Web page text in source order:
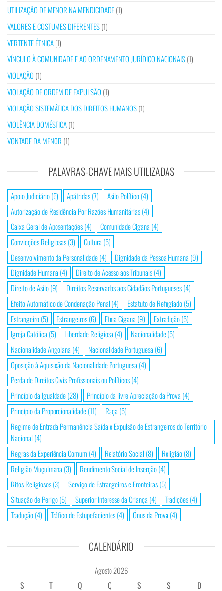
UTILIZAÇÃO DE MENOR NA MENDICIDADE(1)
VALORES E COSTUMES DIFERENTES(1)
VERTENTE ÉTNICA(1)
VÍNCULO À COMUNIDADE E AO ORDENAMENTO JURÍDICO NACIONAIS(1)
VIOLAÇÃO (1)
VIOLAÇÃO DE ORDEM DE EXPULSÃO (1)
VIOLAÇÃO SISTEMÁTICA DOS DIREITOS HUMANOS(1)
VIOLÊNCIA DOMÉSTICA(1)
VONTADE DA MENOR (1)
PALAVRAS-CHAVE MAIS UTILIZADAS
Apoio Judiciário(6) Apátridas(7) Asilo Político(4)
Autorização de Residência Por Razões Humanitárias(4)
Caixa Geral de Aposentações(4) Comunidade Cigana (4)
Convicções Religiosas(3) Cultura (5)
Desenvolvimento da Personalidade(4) Dignidade da Pessoa Humana (9)
Dignidade Humana (4) Direito de Acesso aos Tribunais(4)
Direito de Asilo(9) Direitos Reservados aos Cidadãos Portugueses(4)
Efeito Automático de Condenação Penal (4) Estatuto de Refugiado(5)
Estrangeiro(5) Estrangeiros(6) Etnia Cigana (9) Extradição(5)
Igreja Católica (5) Liberdade Religiosa (4) Nacionalidade(5)
Nacionalidade Angolana (4) Nacionalidade Portuguesa (6)
Oposição à Aquisição da Nacionalidade Portuguesa (4)
Perda de Direitos Civis Profissionais ou Políticos(4)
Princípio da Igualdade(28) Princípio da livre Apreciação da Prova (4)
Princípio da Proporcionalidade(11) Raça (5)
Regime de Entrada Permanência Saída e Expulsão de Estrangeiros do Território
Nacional (4)
Regras da Experiência Comum (4) Relatório Social (8) Religião(8)
Religião Muçulmana (3) Rendimento Social de Inserção(4)
Ritos Religiosos(3) Serviço de Estrangeiros e Fronteiras(5)
Situação de Perigo(5) Superior Interesse da Criança (4) Tradições(4)
Tradução(4) Tráfico de Estupefacientes(4) Ónus da Prova (4)
CALENDÁRIO
Agosto 2026
S
T Q Q S S
D